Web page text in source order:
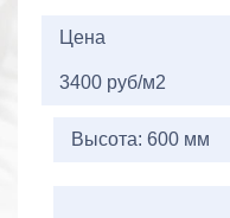
Цена
3400 руб/м2
Высота: 600 мм